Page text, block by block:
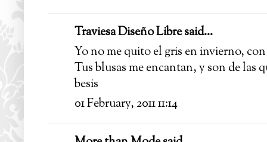
Traviesa Diseño Libresaid...
Yo no me quito el gris en invierno,
Tus blusas me encantan, y son de las
besis
01 February, 2011 11:14